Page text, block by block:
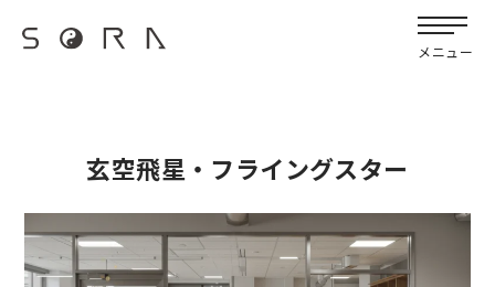
メニュー
玄空飛星・フライングスター